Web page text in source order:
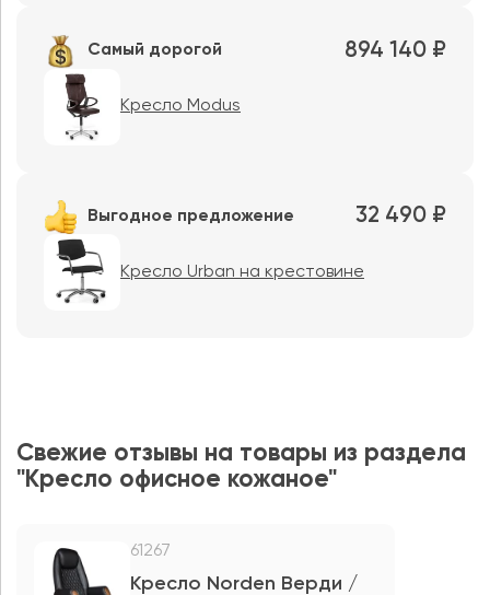
Самый дорогой 894 140 ₽
Кресло Modus
Выгодное предложение 32 490 ₽
Кресло Urban на крестовине
Свежие отзывы на товары из раздела
"Кресло офисное кожаное"
61267
Кресло Norden Верди /